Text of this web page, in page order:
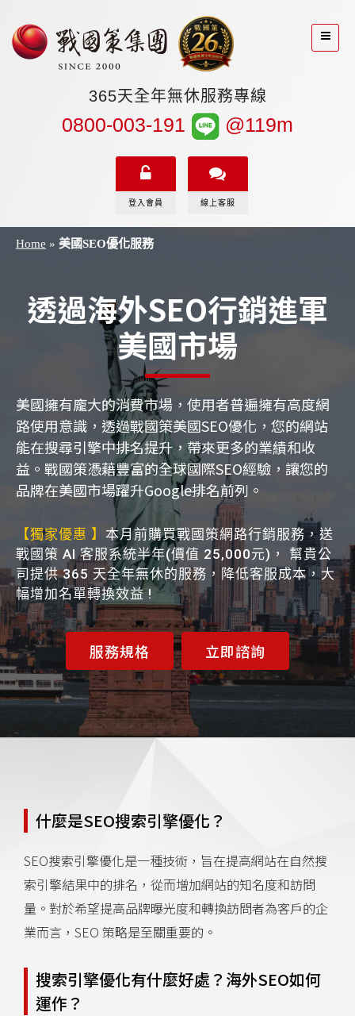
365天全年無休服務專線
0800-003-191 @119m
登入會員 線上客服
美國SEO優化服務
Home 美國SEO優化服務
Home » 美國SEO優化服務
透過海外SEO行銷進軍
美國市場
美國擁有龐大的消費市場，使用者普遍擁有高度網
路使用意識，透過戰國策美國SEO優化，您的網站
能在搜尋引擎中排名提升，帶來更多的業績和收
益。戰國策憑藉豐富的全球國際SEO經驗，讓您的
品牌在美國市場躍升Google排名前列。
【獨家優惠 】 本月前購買戰國策網路行銷服務，送
戰國策 AI 客服系統半年(價值 25,000元)， 幫貴公
司提供 365 天全年無休的服務，降低客服成本，大
幅增加名單轉換效益 !
服務規格 立即諮詢
什麼是SEO搜索引擎優化？
SEO搜索引擎優化是一種技術，旨在提高網站在自然搜
索引擎結果中的排名，從而增加網站的知名度和訪問
量。對於希望提高品牌曝光度和轉換訪問者為客戶的企
業而言，SEO 策略是至關重要的。
搜索引擎優化有什麼好處？海外SEO如何
運作？